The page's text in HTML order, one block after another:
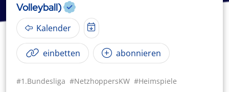
Volleyball)
Kalender
einbetten abonnieren
#1.Bundesliga #NetzhoppersKW #Heimspiele